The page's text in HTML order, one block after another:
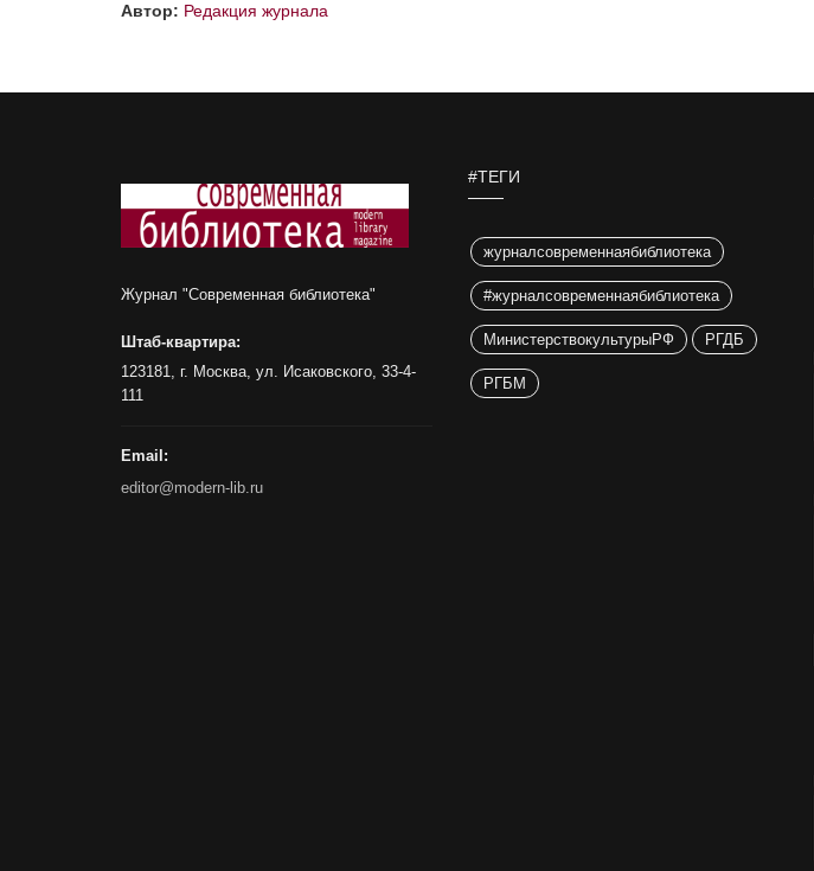
Автор: Редакция журнала
Журнал "Современная библиотека"
Штаб-квартира:
123181, г. Москва, ул. Исаковского, 33-4-
111
Email:
editor@modern-lib.ru
#ТЕГИ
журналсовременнаябиблиотека
#журналсовременнаябиблиотека
МинистерствокультурыРФ РГДБ
РГБМ